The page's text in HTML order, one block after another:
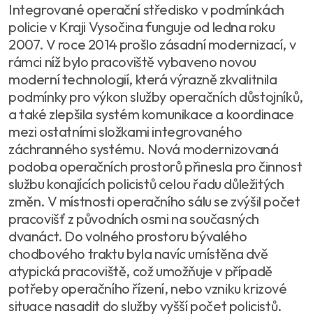
Integrované operační středisko v podmínkách
policie v Kraji Vysočina funguje od ledna roku
2007. V roce 2014 prošlo zásadní modernizací, v
rámci níž bylo pracoviště vybaveno novou
moderní technologií, která výrazně zkvalitnila
podmínky pro výkon služby operačních důstojníků,
a také zlepšila systém komunikace a koordinace
mezi ostatními složkami integrovaného
záchranného systému. Nová modernizovaná
podoba operačních prostorů přinesla pro činnost
službu konajících policistů celou řadu důležitých
změn. V místnosti operačního sálu se zvýšil počet
pracovišť z původních osmi na současných
dvanáct. Do volného prostoru bývalého
chodbového traktu byla navíc umístěna dvě
atypická pracoviště, což umožňuje v případě
potřeby operačního řízení, nebo vzniku krizové
situace nasadit do služby vyšší počet policistů.